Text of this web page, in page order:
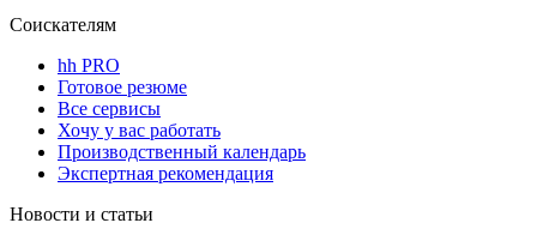
Соискателям
hh PRO
Готовое резюме
Все сервисы
Хочу у вас работать
Производственный календарь
Экспертная рекомендация
Новости и статьи